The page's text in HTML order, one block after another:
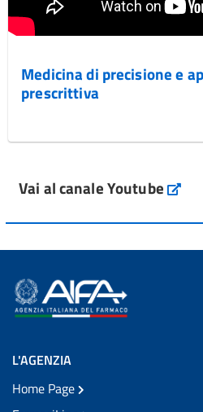
Medicina di precisione e
prescrittiva
Vai al canale Youtube
L'AGENZIA
Home Page